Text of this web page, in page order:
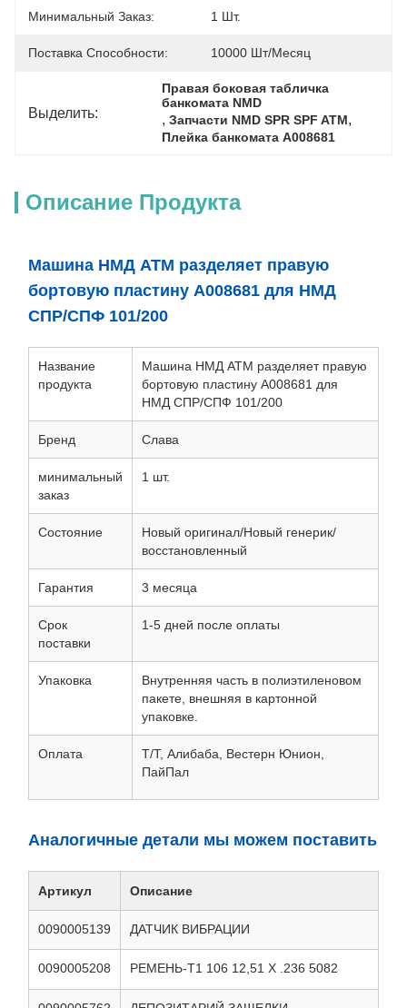
Минимальный Заказ: 1 Шт.
Поставка Способности: 10000 Шт/месяц
Выделить:
Правая боковая табличка
банкомата NMD
, Запчасти NMD SPR SPF ATM,
Плейка банкомата A008681
Описание Продукта
Машина НМД АТМ разделяет правую
бортовую пластину А008681 для НМД
СПР/СПФ 101/200
Название
продукта
Машина НМД АТМ разделяет правую
бортовую пластину А008681 для
НМД СПР/СПФ 101/200
Бренд Слава
минимальный
заказ
1 шт.
Состояние
Новый оригинал/Новый генерик/
восстановленный
Гарантия 3 месяца
Срок
поставки
1-5 дней после оплаты
Упаковка
Внутренняя часть в полиэтиленовом
пакете, внешняя в картонной
упаковке.
Оплата
Т/Т, Алибаба, Вестерн Юнион,
ПайПал
Аналогичные детали мы можем поставить
Артикул Описание
0090005139 ДАТЧИК ВИБРАЦИИ
0090005208 РЕМЕНЬ-T1 106 12,51 X .236 5082